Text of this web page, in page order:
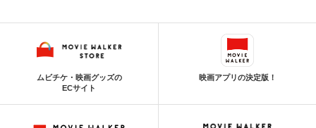
ムビチケ・映画グッズの
ECサイト
映画アプリの決定版！